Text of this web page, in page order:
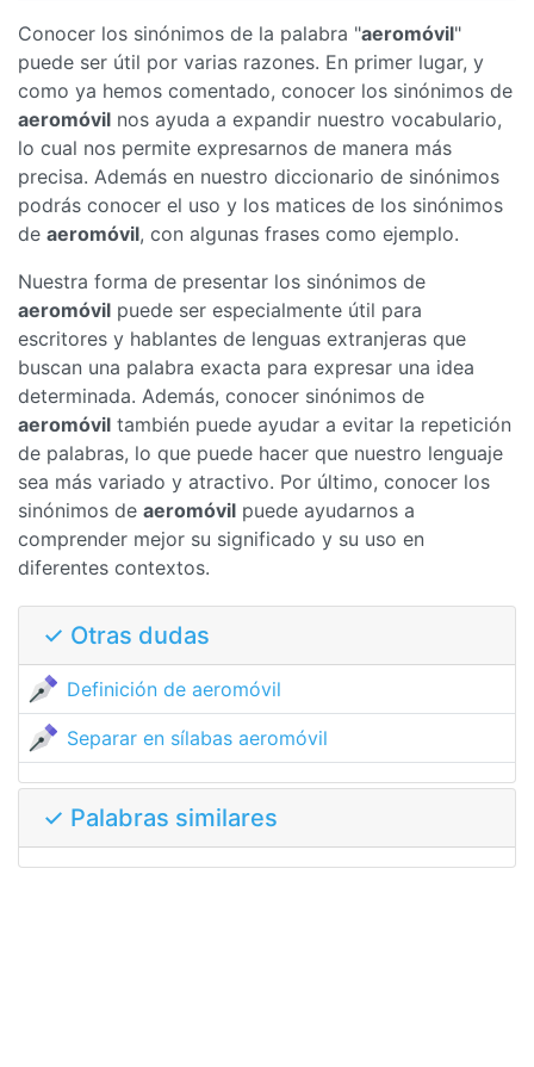
Conocer los sinónimos de la palabra "aeromóvil"
puede ser útil por varias razones. En primer lugar, y
como ya hemos comentado, conocer los sinónimos de
aeromóvil nos ayuda a expandir nuestro vocabulario,
lo cual nos permite expresarnos de manera más
precisa. Además en nuestro diccionario de sinónimos
podrás conocer el uso y los matices de los sinónimos
de aeromóvil, con algunas frases como ejemplo.
Nuestra forma de presentar los sinónimos de
aeromóvil puede ser especialmente útil para
escritores y hablantes de lenguas extranjeras que
buscan una palabra exacta para expresar una idea
determinada. Además, conocer sinónimos de
aeromóvil también puede ayudar a evitar la repetición
de palabras, lo que puede hacer que nuestro lenguaje
sea más variado y atractivo. Por último, conocer los
sinónimos de aeromóvil puede ayudarnos a
comprender mejor su significado y su uso en
diferentes contextos.
✓ Otras dudas
Definición de aeromóvil
Separar en sílabas aeromóvil
✓ Palabras similares